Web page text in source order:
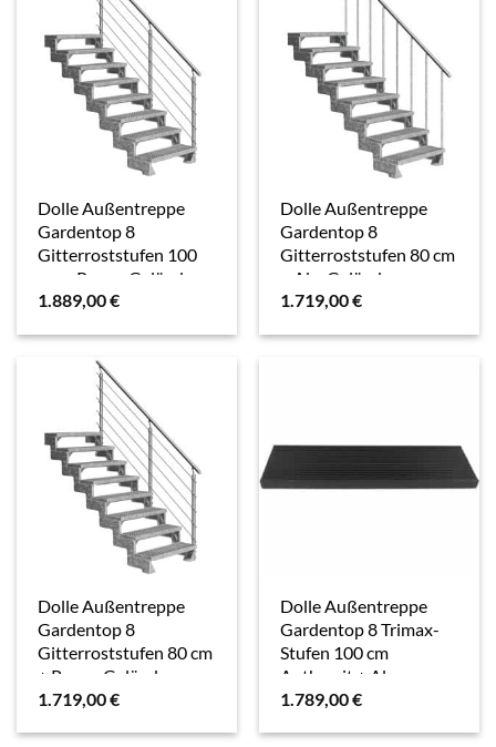
Dolle Außentreppe
Gardentop 8
Gitterroststufen 100
cm + Prova-Geländer
1.889,00€
Dolle Außentreppe
Gardentop 8
Gitterroststufen 80 cm
+ Alu-Geländer
1.719,00€
Dolle Außentreppe
Gardentop 8
Gitterroststufen 80 cm
+ Prova-Geländer
1.719,00€
Dolle Außentreppe
Gardentop 8 Trimax-
Stufen 100 cm
Anthrazit + Alu-
Geländer
1.789,00€